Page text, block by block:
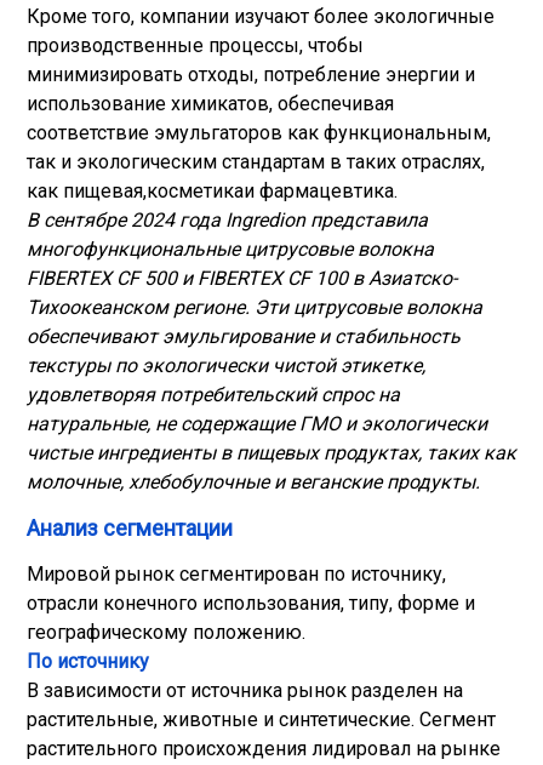
Кроме того, компании изучают более экологичные
производственные процессы, чтобы
минимизировать отходы, потребление энергии и
использование химикатов, обеспечивая
соответствие эмульгаторов как функциональным,
так и экологическим стандартам в таких отраслях,
как пищевая,косметикаи фармацевтика.
В сентябре 2024 года Ingredion представила
многофункциональные цитрусовые волокна
FIBERTEX CF 500 и FIBERTEX CF 100 в Азиатско-
Тихоокеанском регионе. Эти цитрусовые волокна
обеспечивают эмульгирование и стабильность
текстуры по экологически чистой этикетке,
удовлетворяя потребительский спрос на
натуральные, не содержащие ГМО и экологически
чистые ингредиенты в пищевых продуктах, таких как
молочные, хлебобулочные и веганские продукты.
Анализ сегментации
Мировой рынок сегментирован по источнику,
отрасли конечного использования, типу, форме и
географическому положению.
По источнику
В зависимости от источника рынок разделен на
растительные, животные и синтетические. Сегмент
растительного происхождения лидировал на рынке